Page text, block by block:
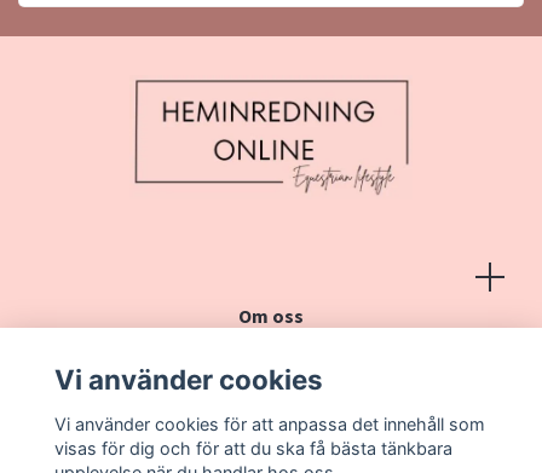
Om oss
Kontakt
Vanliga frågor
Vi använder cookies
Vi använder cookies för att anpassa det innehåll som
visas för dig och för att du ska få bästa tänkbara